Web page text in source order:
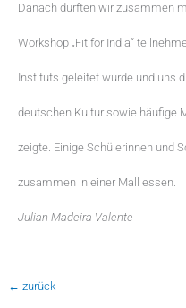
Danach durften wir zusammen
Workshop „Fit for India“
Instituts geleitet wurde und uns
deutschen Kultur sowie häufige
zeigte. Einige Schülerinnen und
zusammen in einer Mall essen.
Julian Madeira Valente
← zurück